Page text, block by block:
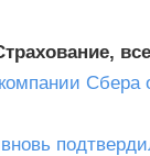
Сбера